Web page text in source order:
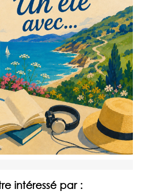
intéressé par :